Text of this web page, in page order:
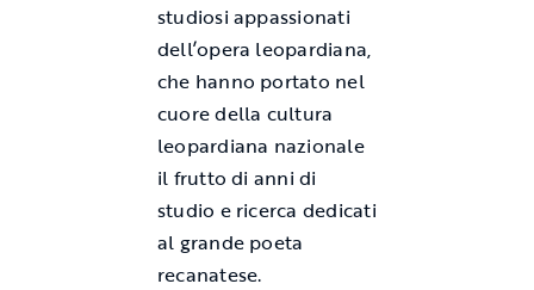
studiosi appassionati
dell’opera leopardiana,
che hanno portato nel
cuore della cultura
leopardiana nazionale
il frutto di anni di
studio e ricerca dedicati
al grande poeta
recanatese.